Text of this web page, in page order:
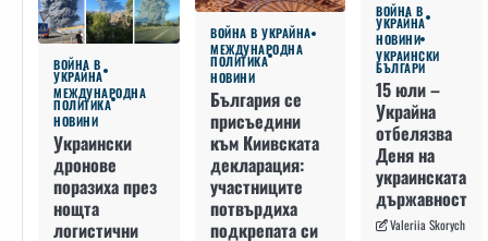
ВОЙНА В
УКРАЙНА
МЕЖДУНАРОДНА
ПОЛИТИКА
НОВИНИ
Украински
дронове
поразиха през
нощта
логистични
ВОЙНА В УКРАЙНА
МЕЖДУНАРОДНА
ПОЛИТИКА
НОВИНИ
България се
присъедини
към Киивската
декларация:
участниците
потвърдиха
подкрепата си
ВОЙНА В
УКРАЙНА
НОВИНИ
УКРАИНСКИ
БЪЛГАРИ
15 юли –
Украйна
отбелязва
Деня на
украинската
държавност
Valeriia Skorych